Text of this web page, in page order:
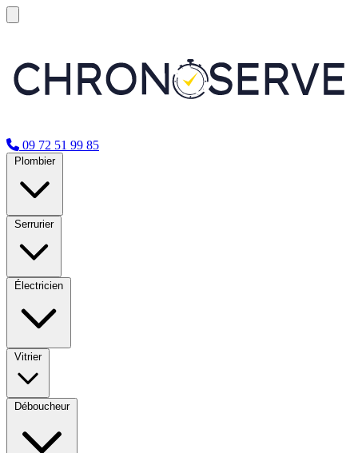
09 72 51 99 85
Plombier
Serrurier
Électricien
Vitrier
Déboucheur